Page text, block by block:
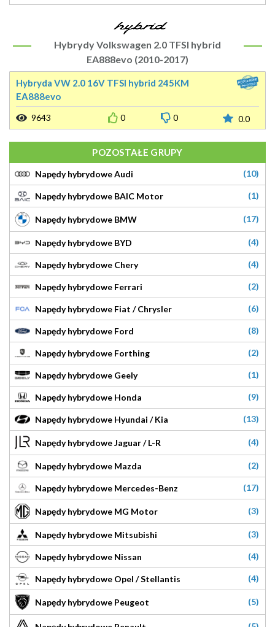
Hybrydy Volkswagen 2.0 TFSI hybrid
EA888evo (2010-2017)
Hybryda VW 2.0 16V TFSI hybrid 245KM
EA888evo
9643 0 0 0.0
POZOSTAŁE GRUPY
Napędy hybrydowe Audi (10)
Napędy hybrydowe BAIC Motor (1)
Napędy hybrydowe BMW (17)
Napędy hybrydowe BYD (4)
Napędy hybrydowe Chery (4)
Napędy hybrydowe Ferrari (2)
Napędy hybrydowe Fiat / Chrysler (6)
Napędy hybrydowe Ford (8)
Napędy hybrydowe Forthing (2)
Napędy hybrydowe Geely (1)
Napędy hybrydowe Honda (9)
Napędy hybrydowe Hyundai / Kia (13)
Napędy hybrydowe Jaguar / L-R (4)
Napędy hybrydowe Mazda (2)
Napędy hybrydowe Mercedes-Benz (17)
Napędy hybrydowe MG Motor (3)
Napędy hybrydowe Mitsubishi (3)
Napędy hybrydowe Nissan (4)
Napędy hybrydowe Opel / Stellantis (4)
Napędy hybrydowe Peugeot (5)